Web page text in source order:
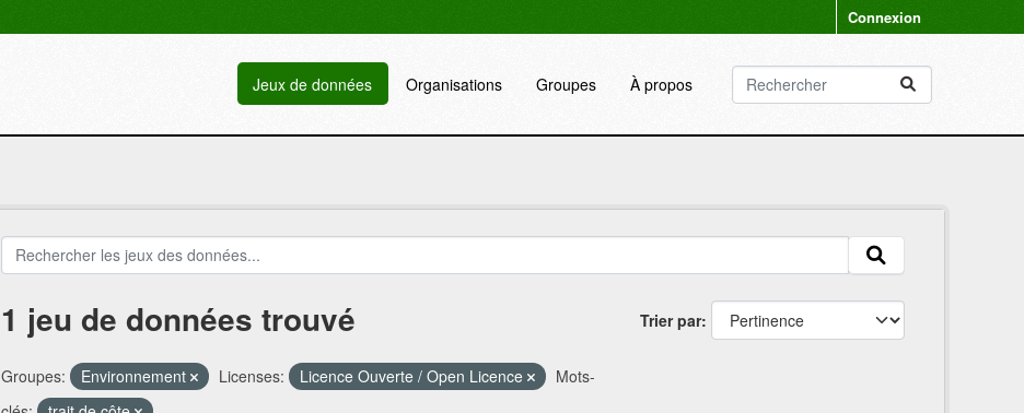
Connexion
Jeux de données Organisations Groupes À propos
Trier par
1 jeu de données trouvé
Groupes: Environnement Licenses: Licence Ouverte / Open Licence
Mots-